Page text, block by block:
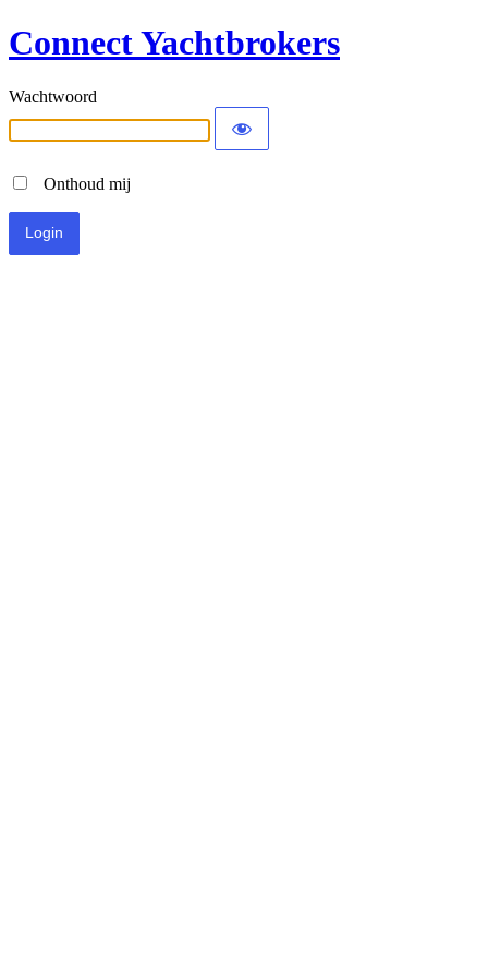
Connect Yachtbrokers
Wachtwoord
Onthoud mij